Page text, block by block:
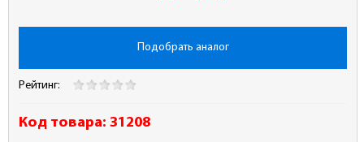
Подобрать аналог
Рейтинг:
Код товара: 31208